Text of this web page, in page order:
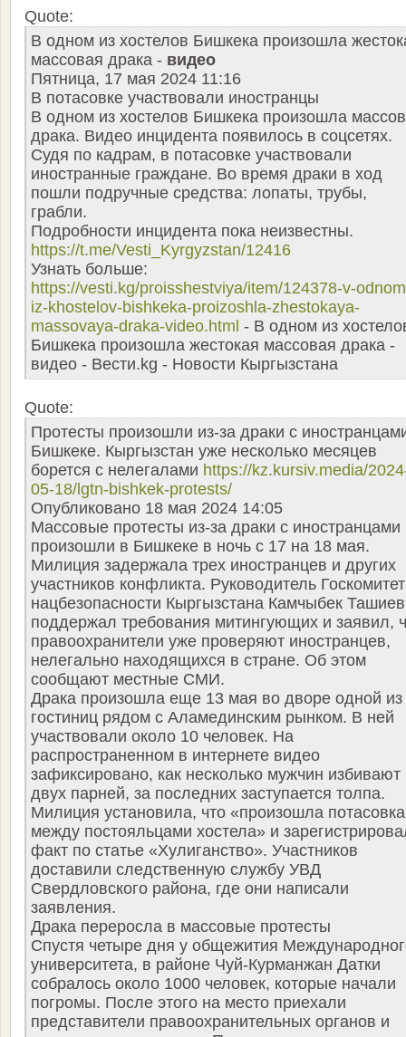
Quote:
В одном из хостелов Бишкека произошла
массовая драка - видео
Пятница, 17 мая 2024 11:16
В потасовке участвовали иностранцы
В одном из хостелов Бишкека произошла
драка. Видео инцидента появилось в соцсетях.
Судя по кадрам, в потасовке участвовали
иностранные граждане. Во время драки в ход
пошли подручные средства: лопаты, трубы,
грабли.
Подробности инцидента пока неизвестны.
https://t.me/Vesti_Kyrgyzstan/12416
Узнать больше:
https://vesti.kg/proisshestviya/item/124378-v-
iz-khostelov-bishkeka-proizoshla-zhestokaya-
massovaya-draka-video.html - В одном из
Бишкека произошла жестокая массовая драка -
видео - Вести.kg - Новости Кыргызстана
Quote:
Протесты произошли из-за драки с
Бишкеке. Кыргызстан уже несколько месяцев
борется с нелегалами https://kz.kursiv.media/
05-18/lgtn-bishkek-protests/
Опубликовано 18 мая 2024 14:05
Массовые протесты из-за драки с иностранцами
произошли в Бишкеке в ночь с 17 на 18 мая.
Милиция задержала трех иностранцев и других
участников конфликта. Руководитель
нацбезопасности Кыргызстана Камчыбек Ташиев
поддержал требования митингующих и заявил,
правоохранители уже проверяют иностранцев,
нелегально находящихся в стране. Об этом
сообщают местные СМИ.
Драка произошла еще 13 мая во дворе одной из
гостиниц рядом с Аламединским рынком. В ней
участвовали около 10 человек. На
распространенном в интернете видео
зафиксировано, как несколько мужчин избивают
двух парней, за последних заступается толпа.
Милиция установила, что «произошла потасовка
между постояльцами хостела» и
факт по статье «Хулиганство». Участников
доставили следственную службу УВД
Свердловского района, где они написали
заявления.
Драка переросла в массовые протесты
Спустя четыре дня у общежития
университета, в районе Чуй-Курманжан Датки
собралось около 1000 человек, которые начали
погромы. После этого на место приехали
представители правоохранительных органов и